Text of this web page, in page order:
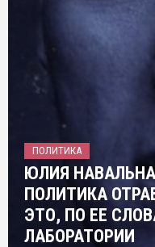
ПОЛИТИКА
ЮЛИЯ
ПОЛИТИКА
ЭТО, ПО ЕЕ
ЛАБОРАТОРИИ